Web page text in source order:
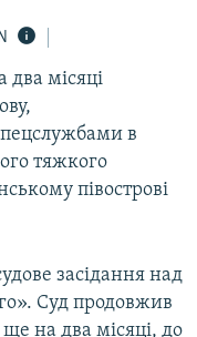
два місяці
в
тяжкого
півострові
засідання над
Суд продовжив
на два місяці, до